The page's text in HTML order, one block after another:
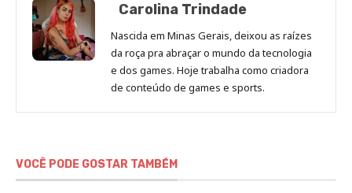
Carolina Trindade
Nascida em Minas Gerais, deixou as raízes
da roça pra abraçar o mundo da tecnologia
e dos games. Hoje trabalha como criadora
de conteúdo de games e sports.
VOCÊ PODE GOSTAR TAMBÉM